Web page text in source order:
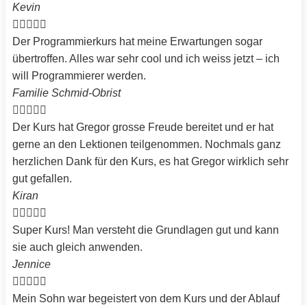
Kevin
    
Der Programmierkurs hat meine Erwartungen sogar
übertroffen. Alles war sehr cool und ich weiss jetzt – ich
will Programmierer werden.
Familie Schmid-Obrist
    
Der Kurs hat Gregor grosse Freude bereitet und er hat
gerne an den Lektionen teilgenommen. Nochmals ganz
herzlichen Dank für den Kurs, es hat Gregor wirklich sehr
gut gefallen.
Kiran
    
Super Kurs! Man versteht die Grundlagen gut und kann
sie auch gleich anwenden.
Jennice
    
Mein Sohn war begeistert von dem Kurs und der Ablauf